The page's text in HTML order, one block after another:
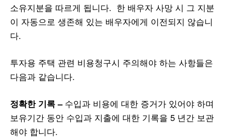
소유지분을 따르게 됩니다. 한 배우자 사망 시 그 지분
이 자동으로 생존해 있는 배우자에게 이전되지 않습니
다.
투자용 주택 관련 비용청구시 주의해야 하는 사항들은
다음과 같습니다.
정확한 기록– 수입과 비용에 대한 증거가 있어야 하며
보유기간 동안 수입과 지출에 대한 기록을 5 년간 보관
해야 합니다.